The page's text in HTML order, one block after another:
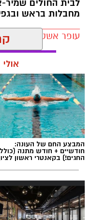
של יחידת ההונאה
מעשה סדום תוך
החקירה נפתחה
המתייחסת לשני
גם חשד לאירועים
החל
לבין המתלוננת.
לפי המשטרה,
והועברה מתחנת
המרכזית. לאחר
המשפט. במקביל
פרסום שמו, במטרה
שישנן, לפנות ולהגיש
לבית החולים
מחבלות בראש
עופר אשטוקר / 11:31 06.08.26
תגים:תאונת דרכים
אולי
המבצע החם של העונה:
חודשיים + חודש מתנה (כולל